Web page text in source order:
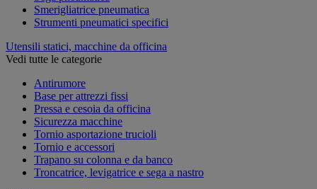
Smerigliatrice pneumatica
Strumenti pneumatici specifici
Utensili statici, macchine da officina
Vedi tutte le categorie
Antirumore
Base per attrezzi fissi
Pressa e cesoia da officina
Sicurezza macchine
Tornio asportazione trucioli
Tornio e accessori
Trapano su colonna e da banco
Troncatrice, levigatrice e sega a nastro